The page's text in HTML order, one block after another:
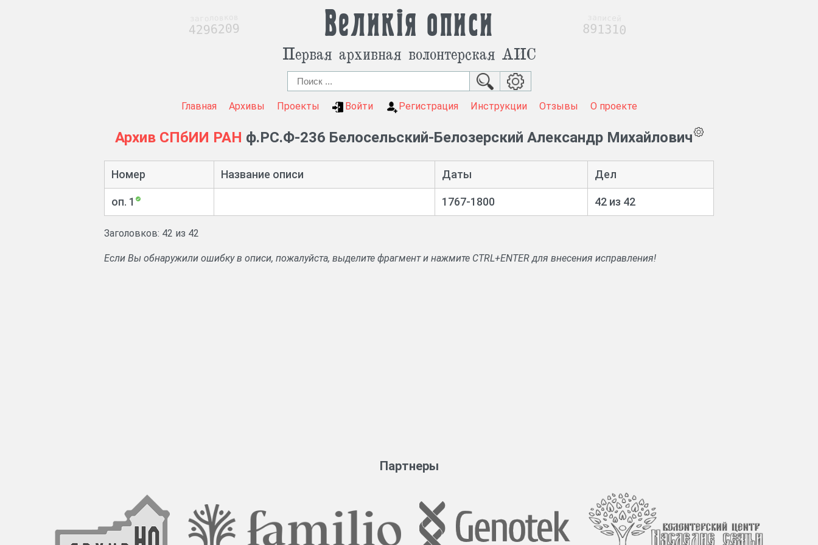
Великія описи
Первая архивная волонтерская АИС
Главная Архивы Проекты Войти Регистрация Инструкции Отзывы О проекте
Архив СПбИИ РАН ф.РС.Ф-236 Белосельский-Белозерский Александр Михайлович
Номер Название описи Даты Дел
оп. 1 1767-1800 42 из 42
Заголовков: 42 из 42
Если Вы обнаружили ошибку в описи, пожалуйста, выделите фрагмент и нажмите CTRL+ENTER для внесения исправления!
Партнеры
4296209 891310